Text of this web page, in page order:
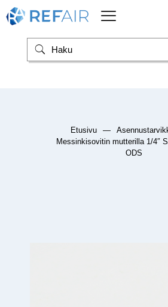
Etusivu —
Messinkisovitin mutterilla 1/4″
ODS